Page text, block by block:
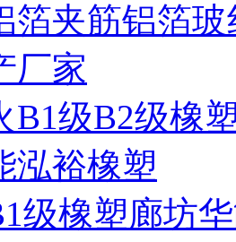
箔夹筋铝箔
厂家
B1级B2级橡
泓裕橡塑
级橡塑廊坊